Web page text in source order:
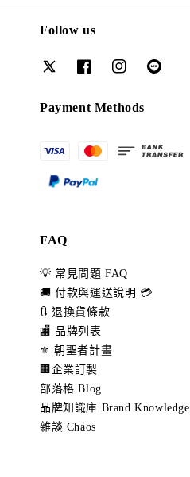
Follow us
Payment Methods
FAQ
💡 常見問題 FAQ
🚚 付款與運送說明 💳
🔃 退換貨條款
🏬 品牌列表
⚜️ 朝聖者計畫
🏢企業訂製
部落格 Blog
品牌知識庫 Brand Knowledge
雜談 Chaos